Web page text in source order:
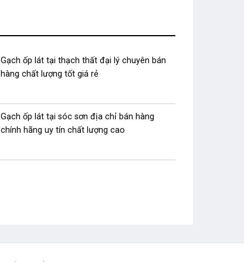
Gạch ốp lát tại thạch thất đại lý chuyên bán
hàng chất lượng tốt giá rẻ
Gạch ốp lát tại sóc sơn địa chỉ bán hàng
chính hãng uy tín chất lượng cao